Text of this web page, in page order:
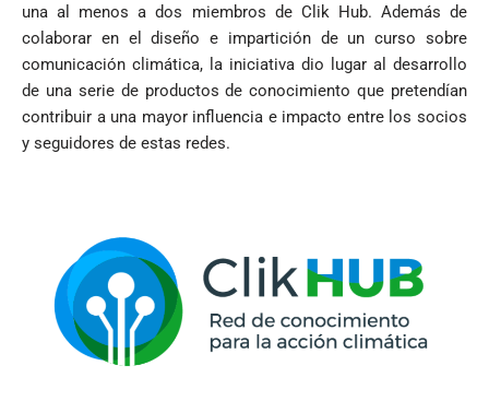
una al menos a dos miembros de Clik Hub. Además de
colaborar en el diseño e impartición de un curso sobre
comunicación climática, la iniciativa dio lugar al desarrollo
de una serie de productos de conocimiento que pretendían
contribuir a una mayor influencia e impacto entre los socios
y seguidores de estas redes.